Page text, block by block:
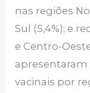
nas regiões
Sul (5,4%); e
e Centro-
apresentaram
vacinais por